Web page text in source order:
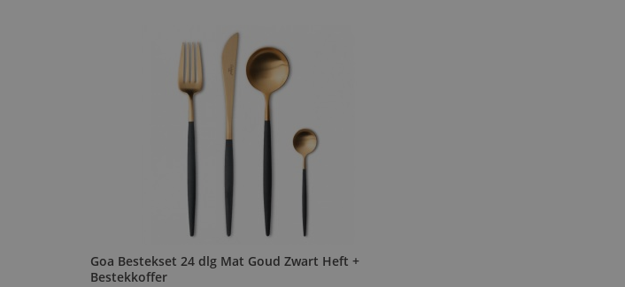
Goa Bestekset 24 dlg Mat Goud Zwart Heft +
Bestekkoffer